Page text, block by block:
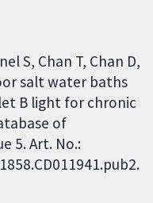
S, Chan T, Chan D,
salt water baths
B light for chronic
of
5. Art. No.: